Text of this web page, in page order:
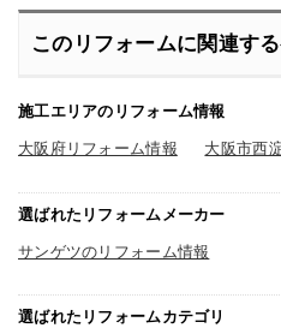
このリフォームに関連す
施工エリアのリフォーム情報
大阪府リフォーム情報 大阪市西
選ばれたリフォームメーカー
サンゲツのリフォーム情報
選ばれたリフォームカテゴリ